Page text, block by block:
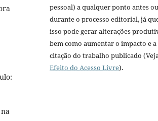
pessoal) a qualquer ponto antes ou
durante o processo editorial, já
isso pode gerar alterações
bem como aumentar o impacto e a
citação do trabalho publicado
Efeito do Acesso Livre).